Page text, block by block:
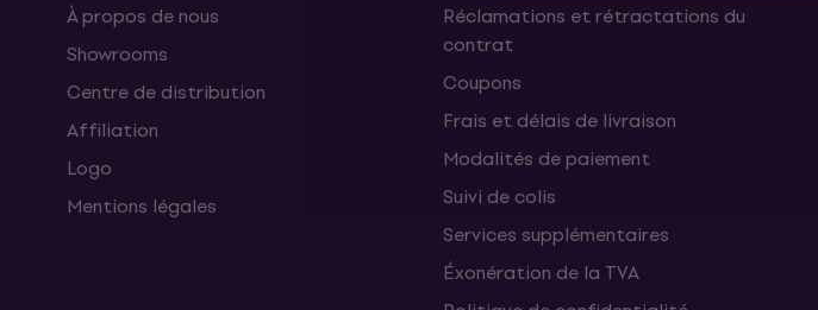
À propos de nous
Showrooms
Centre de distribution
Affiliation
Logo
Mentions légales
Réclamations et rétractations du
contrat
Coupons
Frais et délais de livraison
Modalités de paiement
Suivi de colis
Services supplémentaires
Éxonération de la TVA